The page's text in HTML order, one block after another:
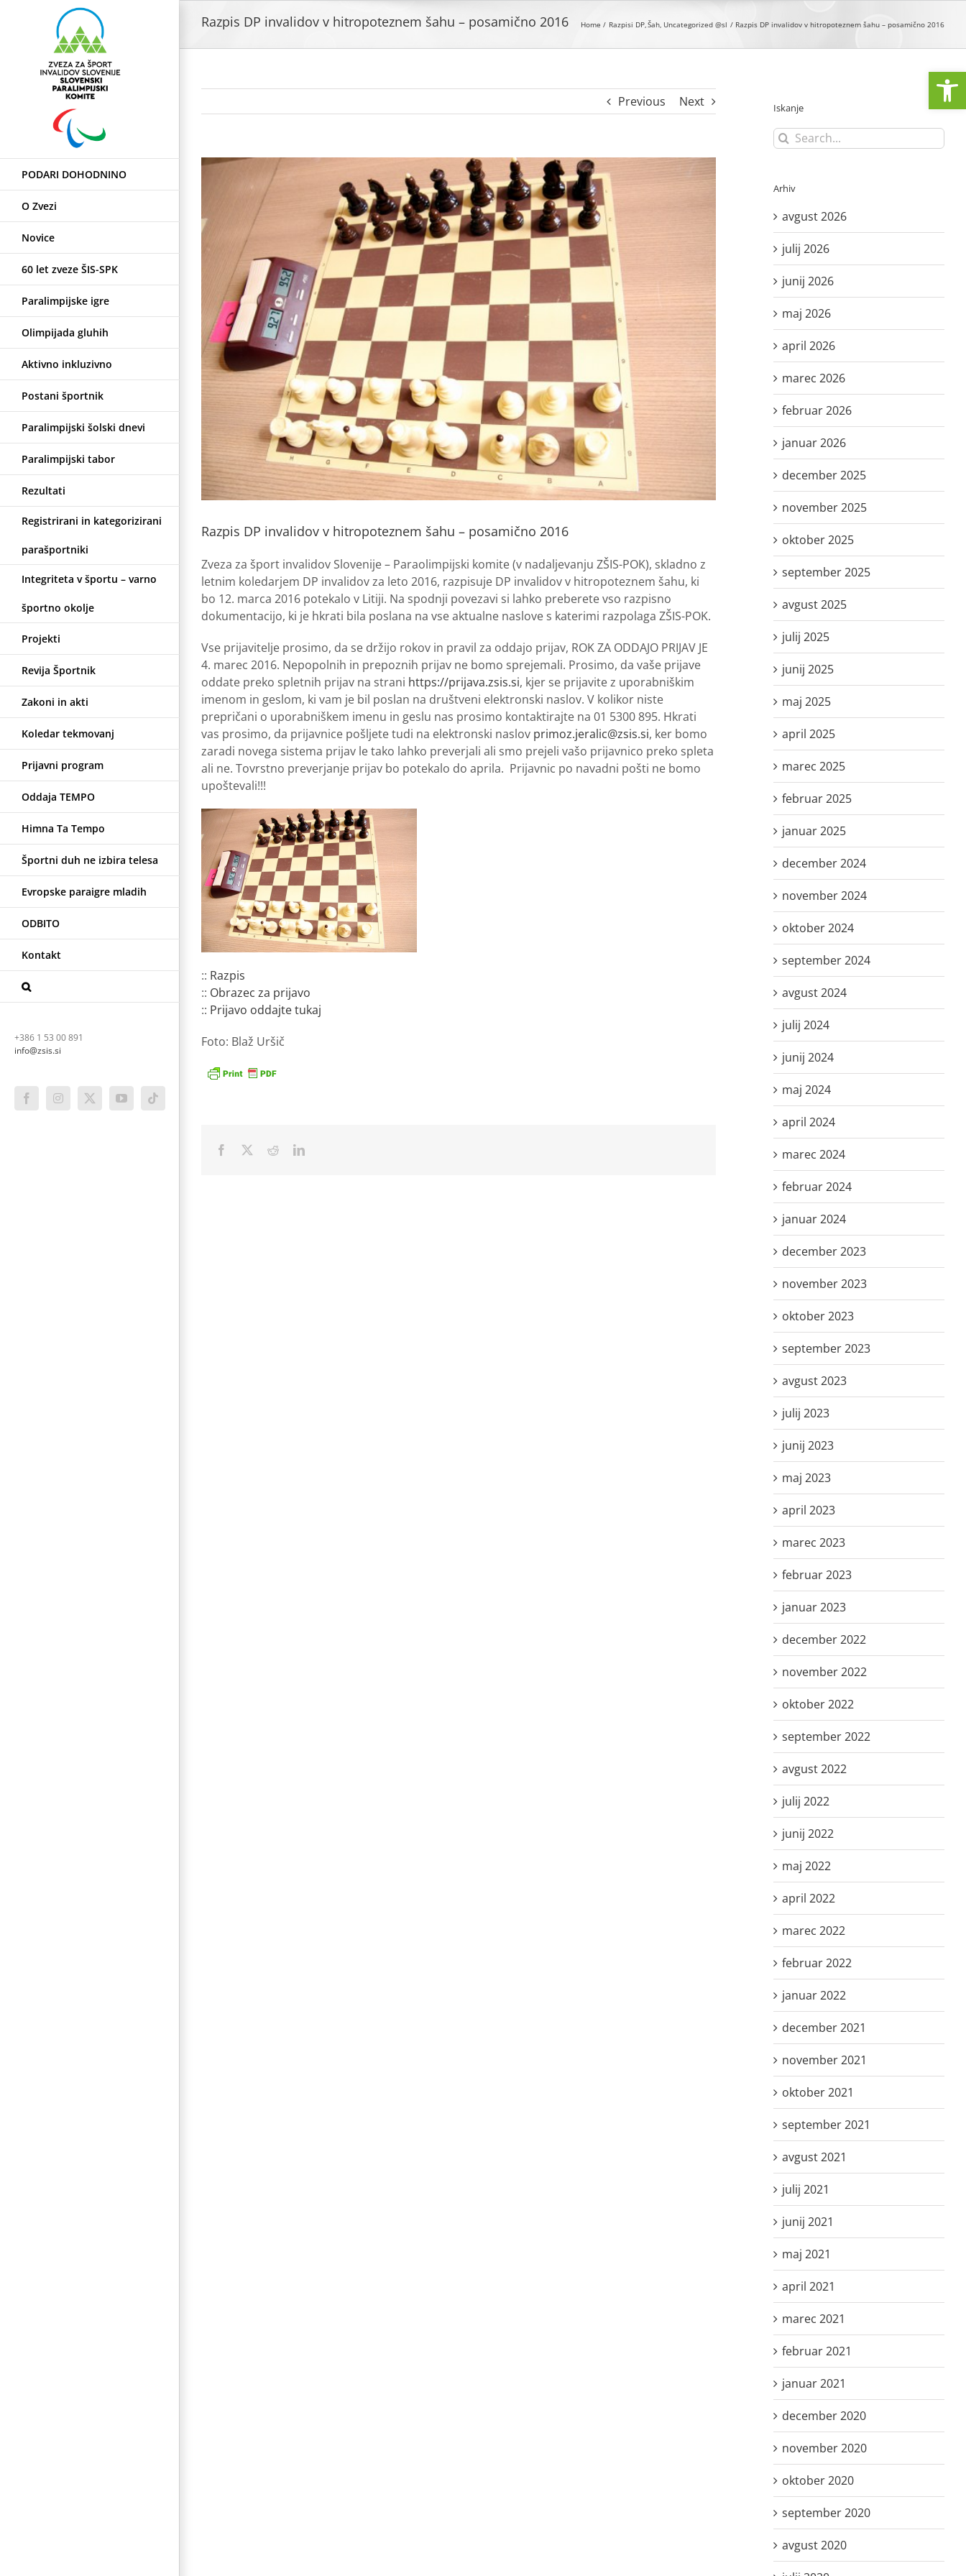
PODARI DOHODNINO
O Zvezi
Novice
60 let zveze ŠIS-SPK
Paralimpijske igre
Olimpijada gluhih
Aktivno inkluzivno
Postani športnik
Paralimpijski šolski dnevi
Paralimpijski tabor
Rezultati
Registrirani in kategorizirani
parašportniki
Integriteta v športu – varno
športno okolje
Projekti
Revija Športnik
Zakoni in akti
Koledar tekmovanj
Prijavni program
Oddaja TEMPO
Himna Ta Tempo
Športni duh ne izbira telesa
Evropske paraigre mladih
ODBITO
Kontakt
+386 1 53 00 891
info@zsis.si
FacebookInstagram
X YouTubeTiktok
Razpis DP invalidov v hitropoteznem šahu – posamično 2016 Home Razpisi DP Šah Uncategorized @sl Razpis DP invalidov v hitropoteznem šahu – posamično 2016
Previous Next
View
Razpis DP invalidov v hitropoteznem šahu – posamično 2016
Zveza za šport invalidov Slovenije – Paraolimpijski komite (v nadaljevanju ZŠIS-POK), skladno z
letnim koledarjem DP invalidov za leto 2016, razpisuje DP invalidov v hitropoteznem šahu, ki
bo 12. marca 2016 potekalo v Litiji. Na spodnji povezavi si lahko preberete vso razpisno
dokumentacijo, ki je hkrati bila poslana na vse aktualne naslove s katerimi razpolaga ZŠIS-POK.
Vse prijavitelje prosimo, da se držijo rokov in pravil za oddajo prijav, ROK ZA ODDAJO PRIJAV JE
4. marec 2016. Nepopolnih in prepoznih prijav ne bomo sprejemali. Prosimo, da vaše prijave
oddate preko spletnih prijav na strani https://prijava.zsis.si, kjer se prijavite z uporabniškim
imenom in geslom, ki vam je bil poslan na društveni elektronski naslov. V kolikor niste
prepričani o uporabniškem imenu in geslu nas prosimo kontaktirajte na 01 5300 895. Hkrati
vas prosimo, da prijavnice pošljete tudi na elektronski naslov primoz.jeralic@zsis.si, ker bomo
zaradi novega sistema prijav le tako lahko preverjali ali smo prejeli vašo prijavnico preko spleta
ali ne. Tovrstno preverjanje prijav bo potekalo do aprila. Prijavnic po navadni pošti ne bomo
upoštevali!!!
:: Razpis
:: Obrazec za prijavo
:: Prijavo oddajte tukaj
Foto: Blaž Uršič
Facebook RedditLinkedIn
Iskanje
Search
for:
Arhiv
avgust 2026
julij 2026
junij 2026
maj 2026
april 2026
marec 2026
februar 2026
januar 2026
december 2025
november 2025
oktober 2025
september 2025
avgust 2025
julij 2025
junij 2025
maj 2025
april 2025
marec 2025
februar 2025
januar 2025
december 2024
november 2024
oktober 2024
september 2024
avgust 2024
julij 2024
junij 2024
maj 2024
april 2024
marec 2024
februar 2024
januar 2024
december 2023
november 2023
oktober 2023
september 2023
avgust 2023
julij 2023
junij 2023
maj 2023
april 2023
marec 2023
februar 2023
januar 2023
december 2022
november 2022
oktober 2022
september 2022
avgust 2022
julij 2022
junij 2022
maj 2022
april 2022
marec 2022
februar 2022
januar 2022
december 2021
november 2021
oktober 2021
september 2021
avgust 2021
julij 2021
junij 2021
maj 2021
april 2021
marec 2021
februar 2021
januar 2021
december 2020
november 2020
oktober 2020
september 2020
avgust 2020